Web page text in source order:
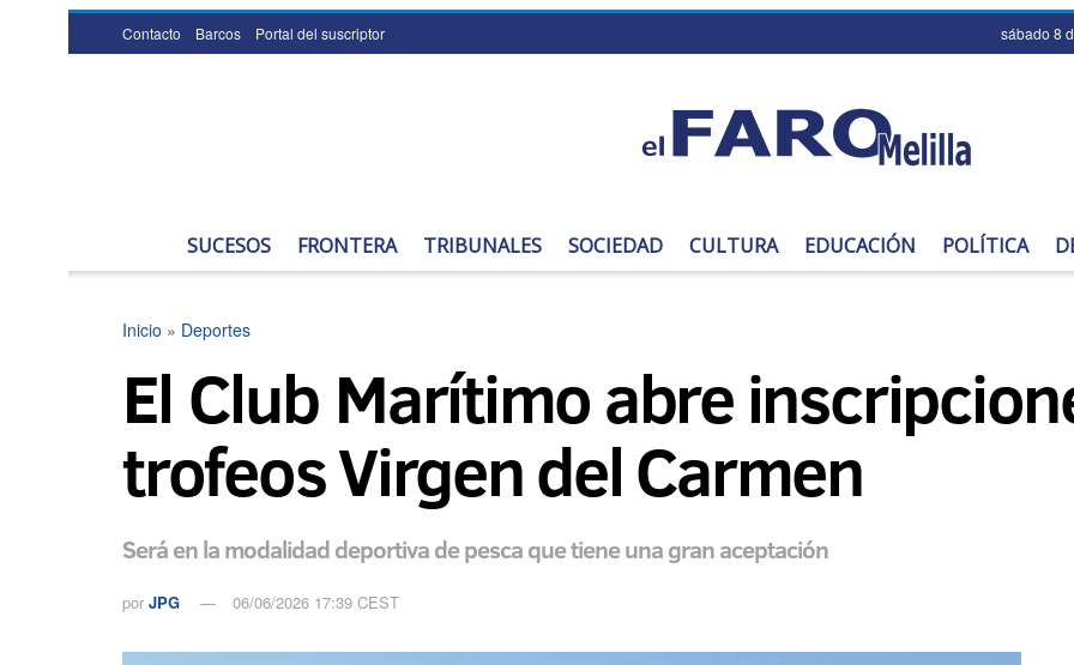
Contacto Barcos Portal del suscriptor sábado 8
SUCESOS FRONTERA TRIBUNALES SOCIEDAD CULTURA EDUCACIÓN POLÍTICA
Inicio » Deportes
El Club Marítimo abre
trofeos Virgen del Carmen
Será en la modalidad deportiva de pesca que tiene una gran aceptación
por JPG 06/06/2026 17:39 CEST